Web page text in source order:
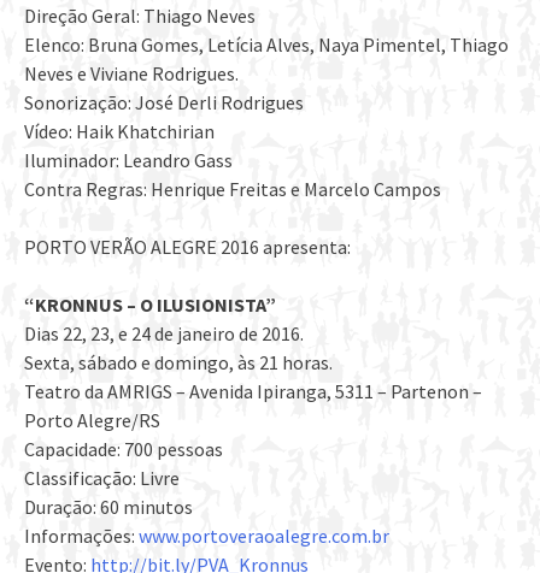
Direção Geral: Thiago Neves
Elenco: Bruna Gomes, Letícia Alves, Naya Pimentel, Thiago
Neves e Viviane Rodrigues.
Sonorização: José Derli Rodrigues
Vídeo: Haik Khatchirian
Iluminador: Leandro Gass
Contra Regras: Henrique Freitas e Marcelo Campos
PORTO VERÃO ALEGRE 2016 apresenta:
“KRONNUS – O ILUSIONISTA”
Dias 22, 23, e 24 de janeiro de 2016.
Sexta, sábado e domingo, às 21 horas.
Teatro da AMRIGS – Avenida Ipiranga, 5311 – Partenon –
Porto Alegre/RS
Capacidade: 700 pessoas
Classificação: Livre
Duração: 60 minutos
Informações: www.portoveraoalegre.com.br
Evento: http://bit.ly/PVA_Kronnus